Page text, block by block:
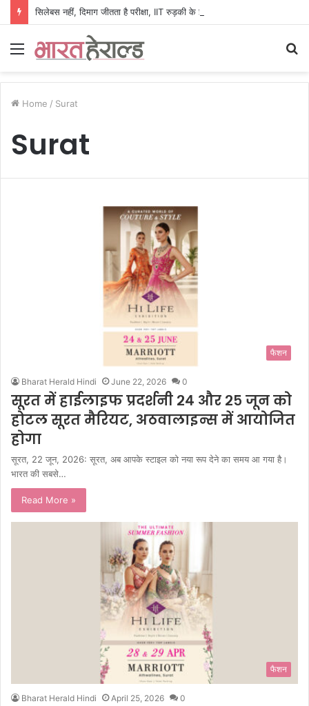
Menu
Home / Surat
Surat
फैशन
Bharat Herald Hindi June 22, 2026 0
सूरत में हाईलाइफ प्रदर्शनी २४ और २५ जून को
होटल सूरत मैरियट, अठवालाइन्स में आयोजित
होगा
सूरत, 22 जून, 2026: सूरत, अब आपके स्टाइल को नया रूप देने का समय आ गया है।
भारत की सबसे…
Read More »
फैशन
Bharat Herald Hindi April 25, 2026 0